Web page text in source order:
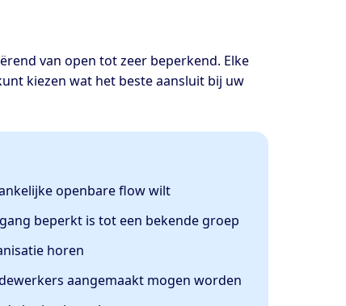
van open tot zeer beperkend. Elke
kiezen wat het beste aansluit bij uw
openbare flow wilt
beperkt is tot een bekende groep
horen
aangemaakt mogen worden